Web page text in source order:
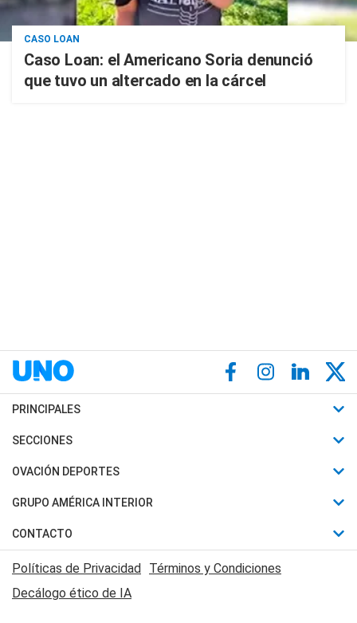
CASO LOAN
Caso Loan: el Americano Soria denunció
que tuvo un altercado en la cárcel
PRINCIPALES
Últimas Noticias
Política
Judiciales
Economia
SECCIONES
Horóscopo
Motores
Trucos caseros
Series y Películas
Edictos y Solicitadas
OVACIÓN DEPORTES
Fútbol
Mundial
Automovilismo
Rugby
GRUPO AMÉRICA INTERIOR
Canal 7 en Vivo
CONTACTO
Acerca de Nosotros
Contactanos
Políticas de Privacidad Términos y Condiciones
Decálogo ético de IA